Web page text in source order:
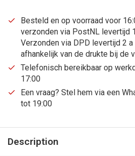
Besteld en op voorraad voor
verzonden via PostNL levertijd
Verzonden via DPD levertijd 2
afhankelijk van de drukte bij de
Telefonisch bereikbaar op
17:00
Een vraag? Stel hem via een
tot 19:00
Description